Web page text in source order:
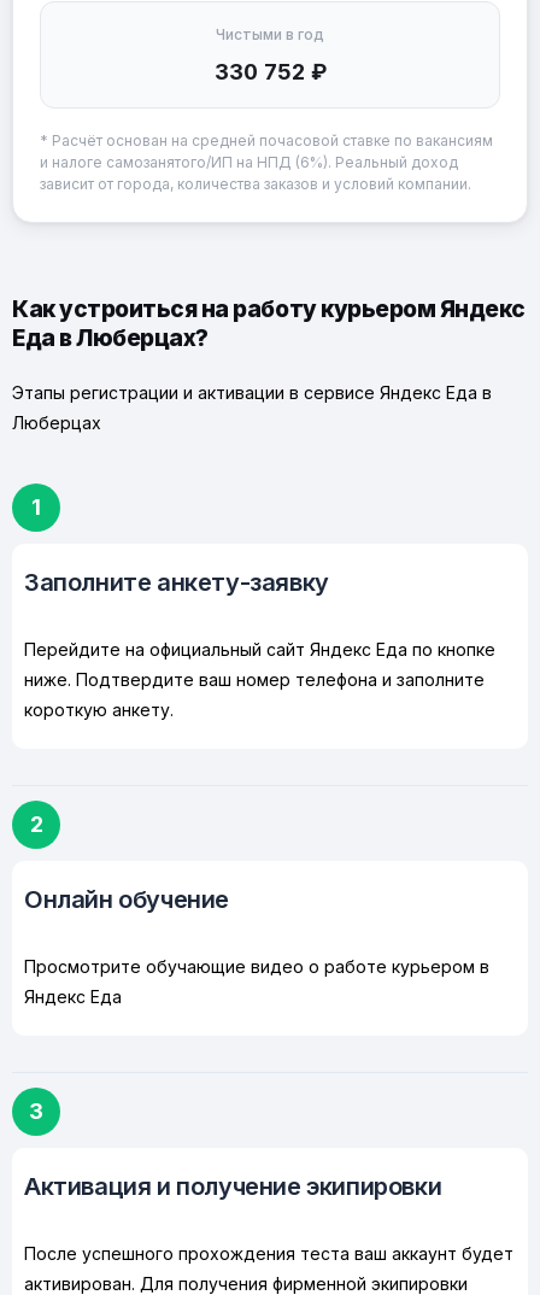
Чистыми в год
330 752 ₽
* Расчёт основан на средней почасовой ставке по вакансиям
и налоге самозанятого/ИП на НПД (6%). Реальный доход
зависит от города, количества заказов и условий компании.
Как устроиться на работу курьером Яндекс
Еда в Люберцах?
Этапы регистрации и активации в сервисе Яндекс Еда в
Люберцах
1
Заполните анкету-заявку
Перейдите на официальный сайт Яндекс Еда по кнопке
ниже. Подтвердите ваш номер телефона и заполните
короткую анкету.
2
Онлайн обучение
Просмотрите обучающие видео о работе курьером в
Яндекс Еда
3
Активация и получение экипировки
После успешного прохождения теста ваш аккаунт будет
активирован. Для получения фирменной экипировки